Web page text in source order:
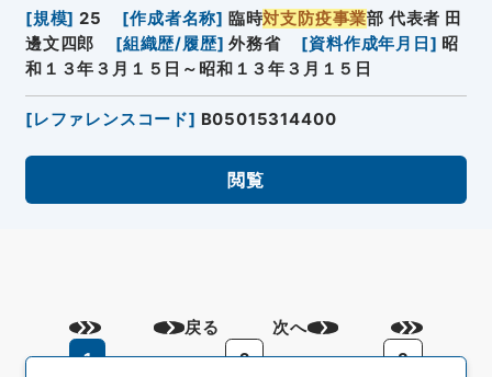
[規模] 25 [作成者名称] 臨時対支防疫事業部 代表者 田
邊文四郎
[組織歴/履歴] 外務省 [資料作成年月日 ] 昭
和１３年３月１５日～昭和１３年３月１５日
[レファレンスコード] B05015314400
閲覧
戻る
1
2 3
次へ